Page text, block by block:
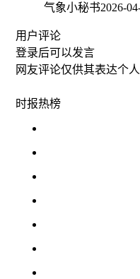
气象小秘书2026-
用户评论
登录后可以发言
网友评论仅供其表达个
时报热榜